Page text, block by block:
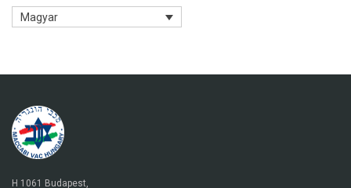
Magyar
H 1061 Budapest,